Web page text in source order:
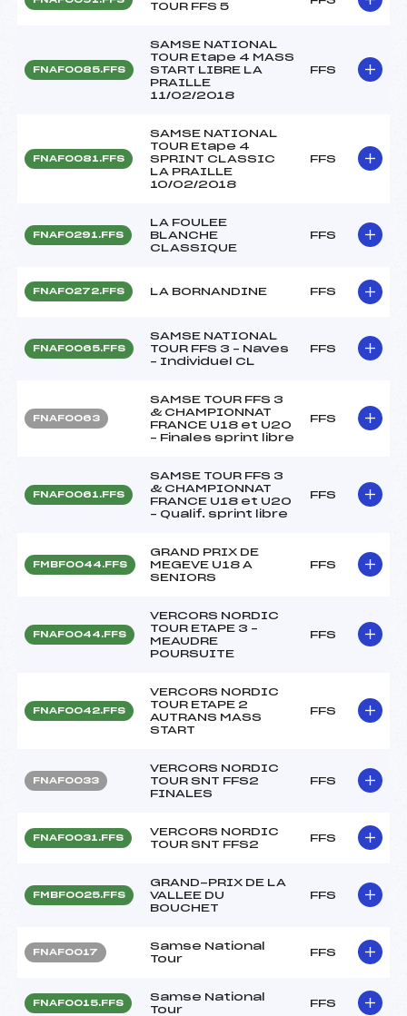
TOUR FFS 5
FNAF0085.FFS
SAMSE NATIONAL
TOUR Etape 4 MASS
START LIBRE LA
PRAILLE
11/02/2018
FFS
FNAF0081.FFS
SAMSE NATIONAL
TOUR Etape 4
SPRINT CLASSIC
LA PRAILLE
10/02/2018
FFS
FNAF0291.FFS
LA FOULEE
BLANCHE
CLASSIQUE
FFS
FNAF0272.FFS LA BORNANDINE FFS
FNAF0065.FFS
SAMSE NATIONAL
TOUR FFS 3 – Naves
– Individuel CL
FFS
FNAF0063
SAMSE TOUR FFS 3
& CHAMPIONNAT
FRANCE U18 et U20
– Finales sprint libre
FFS
FNAF0061.FFS
SAMSE TOUR FFS 3
& CHAMPIONNAT
FRANCE U18 et U20
– Qualif. sprint libre
FFS
FMBF0044.FFS
GRAND PRIX DE
MEGEVE U18 A
SENIORS
FFS
FNAF0044.FFS
VERCORS NORDIC
TOUR ETAPE 3 –
MEAUDRE
POURSUITE
FFS
FNAF0042.FFS
VERCORS NORDIC
TOUR ETAPE 2
AUTRANS MASS
START
FFS
FNAF0033
VERCORS NORDIC
TOUR SNT FFS2
FINALES
FFS
FNAF0031.FFS
VERCORS NORDIC
TOUR SNT FFS2
FFS
FMBF0025.FFS
GRAND-PRIX DE LA
VALLEE DU
BOUCHET
FFS
FNAF0017
Samse National
Tour
FFS
FNAF0015.FFS
Samse National
Tour
FFS